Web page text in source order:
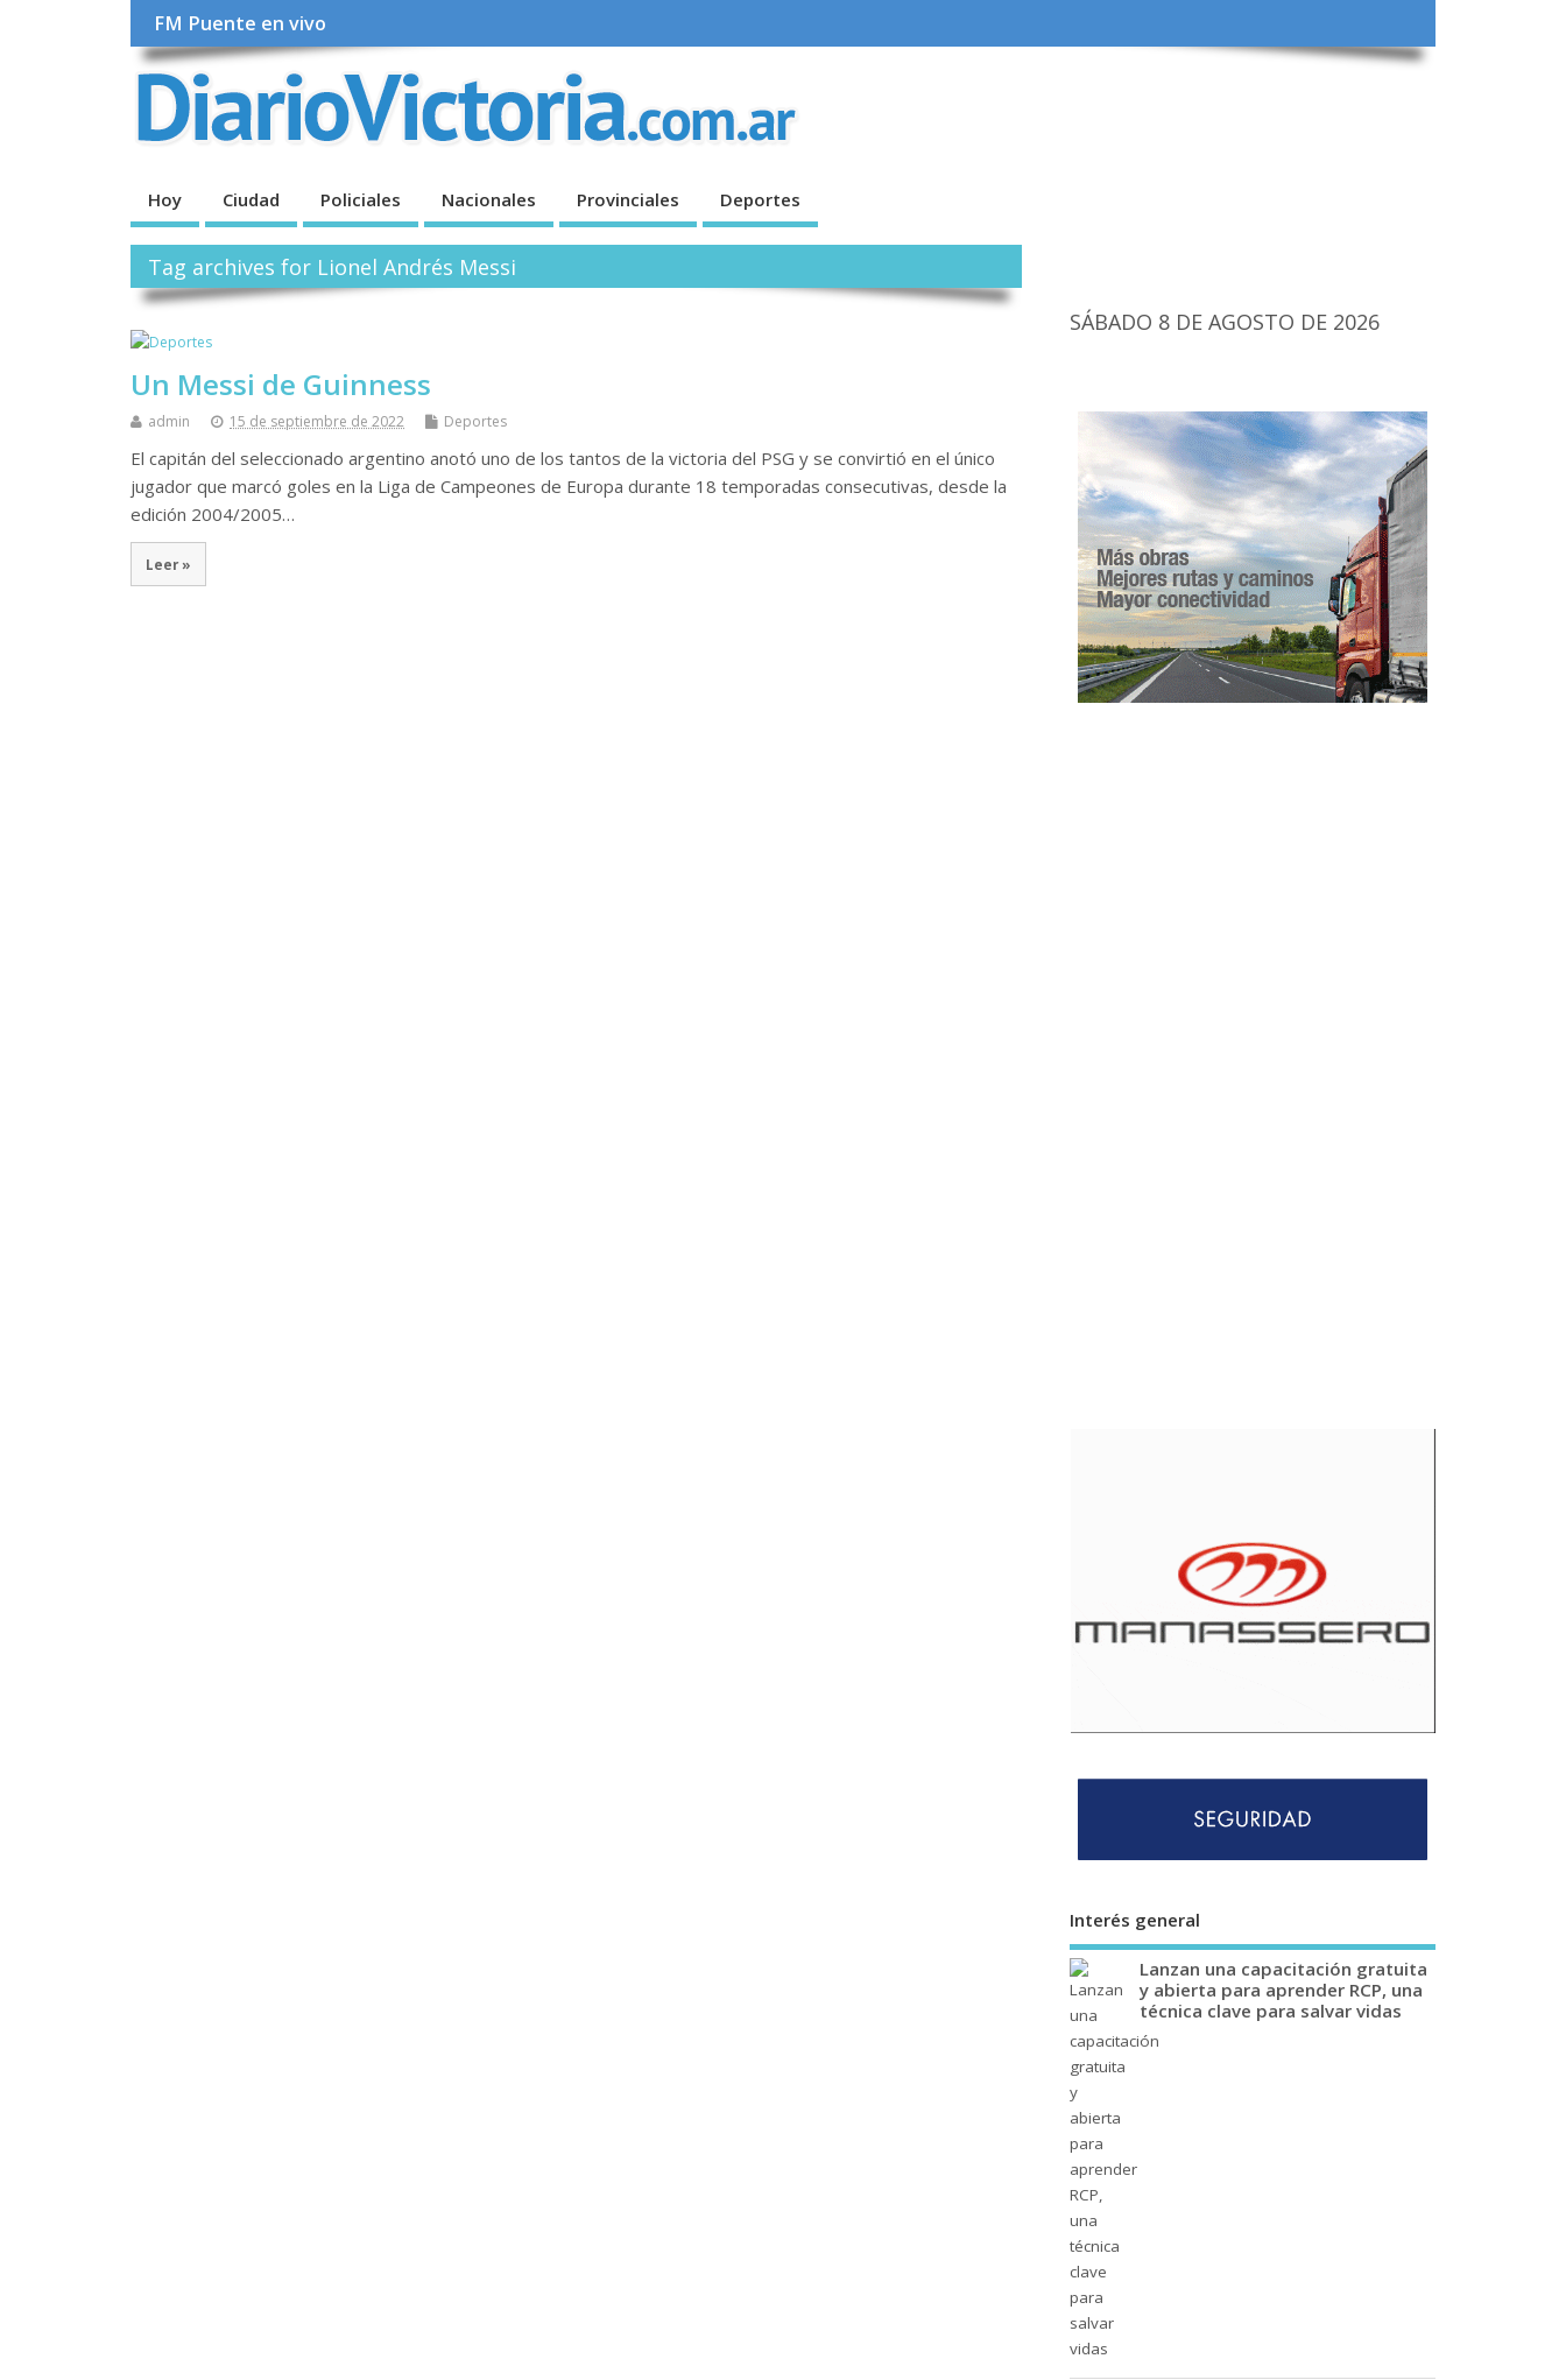
FM Puente en vivo
Hoy Ciudad Policiales Nacionales Provinciales Deportes
Tag archives for Lionel Andrés Messi
Un Messi de Guinness
admin 15 de septiembre de 2022 Deportes
El capitán del seleccionado argentino anotó uno de los tantos de la victoria del PSG y se convirtió en el único
jugador que marcó goles en la Liga de Campeones de Europa durante 18 temporadas consecutivas, desde la
edición 2004/2005…
Leer »
SÁBADO 8 DE AGOSTO DE 2026
Interés general
Lanzan una capacitación gratuita
y abierta para aprender RCP, una
técnica clave para salvar vidas